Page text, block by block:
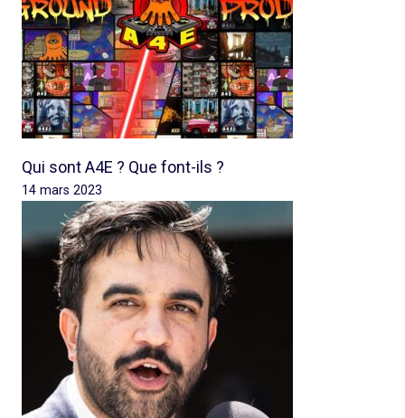
Qui sont A4E ? Que font-ils ?
14 mars 2023